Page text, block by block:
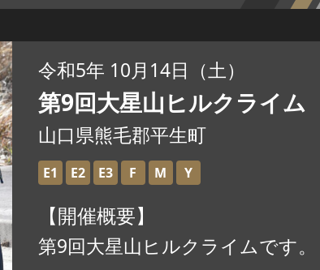
令和5年 10月14日（土）
第9回大星山ヒルクライム
山口県熊毛郡平生町
E1 E2 E3 F M Y
【開催概要】
第9回大星山ヒルクライムです。